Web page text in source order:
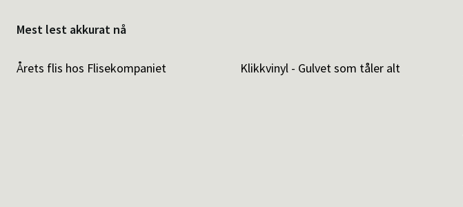
Mest lest akkurat nå
Årets flis hos Flisekompaniet Klikkvinyl - Gulvet som tåler alt